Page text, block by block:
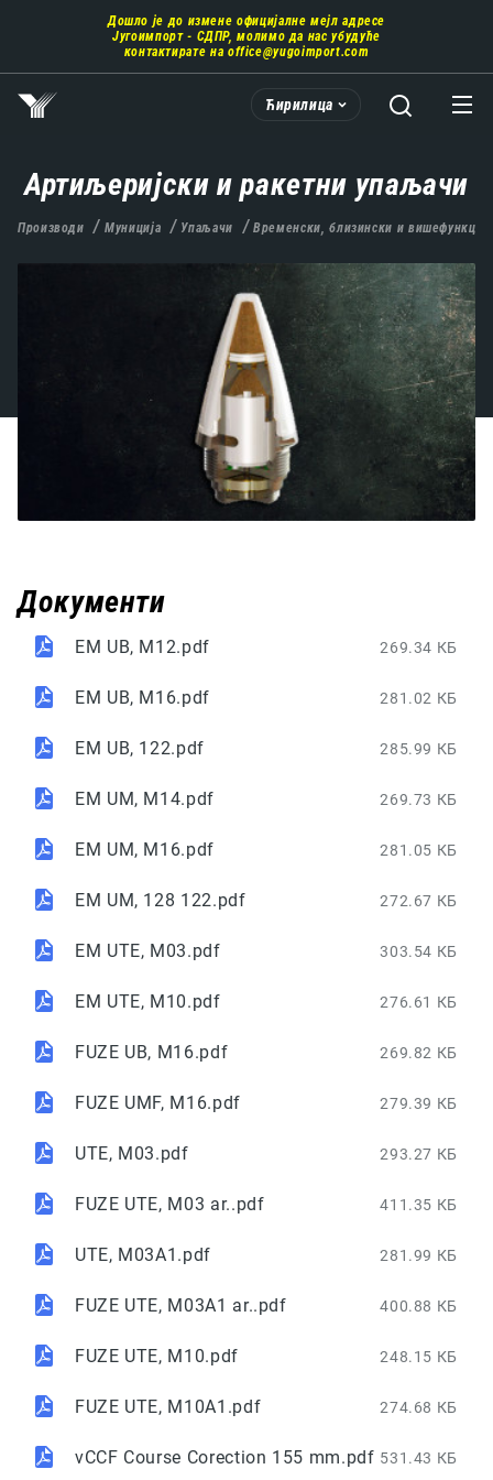
главни
део
садржаја
Дошло је до измене официјалне мејл адресе
Југоимпорт - СДПР, молимо да нас убудуће
контактирате на office@yugoimport.com
Ћирилица
Артиљеријски и ракетни упаљачи
Производи Муниција Упаљачи Временски, близински и
Документи
EM UB, M12.pdf 269.34 КБ
EM UB, M16.pdf 281.02 КБ
EM UB, 122.pdf 285.99 КБ
EM UM, M14.pdf 269.73 КБ
EM UM, M16.pdf 281.05 КБ
EM UM, 128 122.pdf 272.67 КБ
EM UTE, M03.pdf 303.54 КБ
EM UTE, M10.pdf 276.61 КБ
FUZE UB, M16.pdf 269.82 КБ
FUZE UMF, M16.pdf 279.39 КБ
UTE, M03.pdf 293.27 КБ
FUZE UTE, M03 ar..pdf 411.35 КБ
UTE, M03A1.pdf 281.99 КБ
FUZE UTE, M03A1 ar..pdf 400.88 КБ
FUZE UTE, M10.pdf 248.15 КБ
FUZE UTE, M10A1.pdf 274.68 КБ
vCCF Course Corection 155 mm.pdf 531.43 КБ